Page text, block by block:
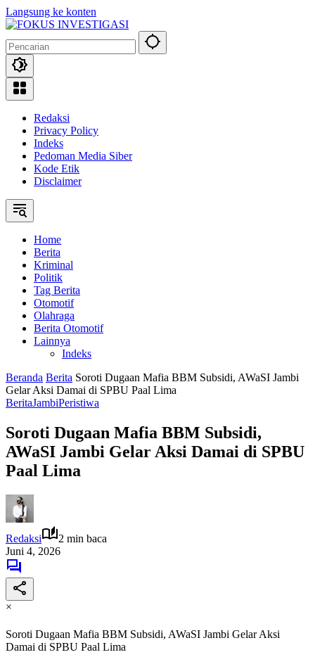
Langsung ke konten
Redaksi
Privacy Policy
Indeks
Pedoman Media Siber
Kode Etik
Disclaimer
Home
Berita
Kriminal
Politik
Tag Berita
Otomotif
Olahraga
Berita Otomotif
Lainnya
Indeks
Beranda Berita Soroti Dugaan Mafia BBM Subsidi, AWaSI Jambi
Gelar Aksi Damai di SPBU Paal Lima
BeritaJambiPeristiwa
Soroti Dugaan Mafia BBM Subsidi,
AWaSI Jambi Gelar Aksi Damai di SPBU
Paal Lima
Redaksi
2 min baca
Juni 4, 2026
×
Soroti Dugaan Mafia BBM Subsidi, AWaSI Jambi Gelar Aksi
Damai di SPBU Paal Lima